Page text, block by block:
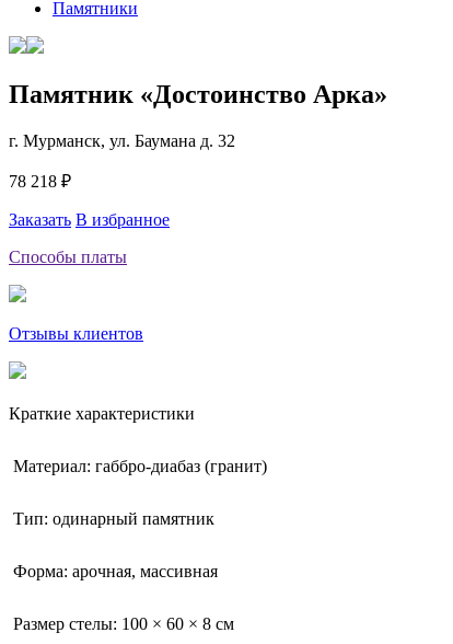
Памятники
Памятник «Достоинство Арка»
г. Мурманск, ул. Баумана д. 32
78 218 ₽
Заказать В избранное
Способы платы
Отзывы клиентов
Краткие характеристики
Материал: габбро-диабаз (гранит)
Тип: одинарный памятник
Форма: арочная, массивная
Размер стелы: 100 × 60 × 8 см